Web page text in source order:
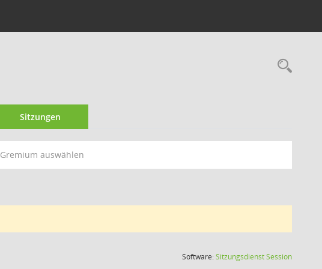
Sitzungen
Gremium auswählen
Software:SitzungsdienstSession(Wird in